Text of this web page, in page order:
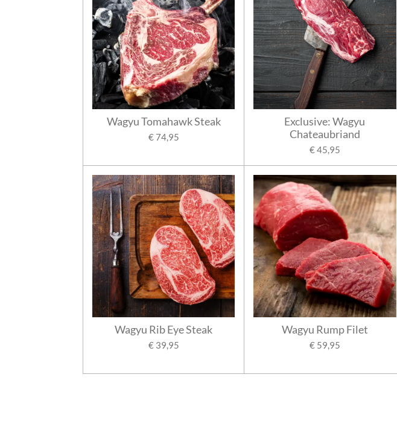
Wagyu Tomahawk Steak
€ 74,95
Exclusive: Wagyu
Chateaubriand
€ 45,95
Wagyu Rib Eye Steak
€ 39,95
Wagyu Rump Filet
€ 59,95